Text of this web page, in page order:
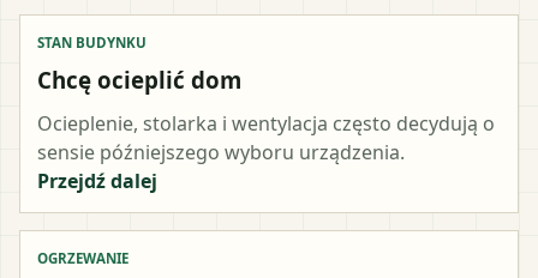
STAN BUDYNKU
Chcę ocieplić dom
Ocieplenie, stolarka i wentylacja często decydują o
sensie późniejszego wyboru urządzenia.
Przejdź dalej
OGRZEWANIE